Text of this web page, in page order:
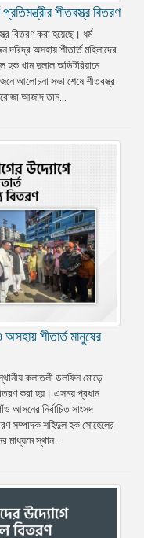
শীতবস্ত্র বিতরণ
বিতরণ করা হয়েছে। ধর্ম
অসহায় শীতার্ত মহিলাদের
হক খান দুলাল অডিটরিয়ামে
আলোচনা সভা শেষে শীতবস্ত্র
আজাদ তান...
শীতার্ত মানুষের
কলাতলী ডলফিন মোড়ে
করা হয়। এসময় প্রধান
আসনের নির্বাচিত সাংসদ
সম্পাদক শহিদুল হক সোহেলের
স্থান...